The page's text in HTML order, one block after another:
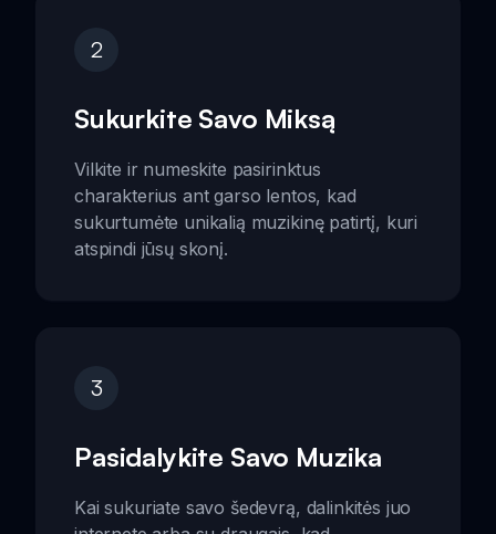
2
Sukurkite Savo Miksą
Vilkite ir numeskite pasirinktus
charakterius ant garso lentos, kad
sukurtumėte unikalią muzikinę patirtį, kuri
atspindi jūsų skonį.
3
Pasidalykite Savo Muzika
Kai sukuriate savo šedevrą, dalinkitės juo